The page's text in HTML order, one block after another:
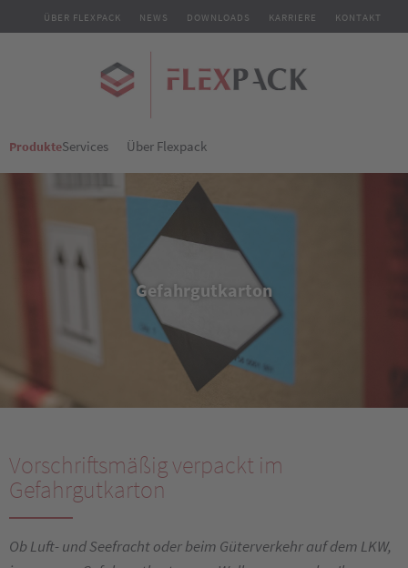
ÜBER FLEXPACK NEWS DOWNLOADS KARRIERE KONTAKT
ProdukteServices Über Flexpack
Gefahrgutkarton
Vorschriftsmäßig verpackt im
Gefahrgutkarton
Ob Luft- und Seefracht oder beim Güterverkehr auf dem LKW,